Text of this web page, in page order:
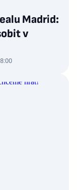
Madrid:
v